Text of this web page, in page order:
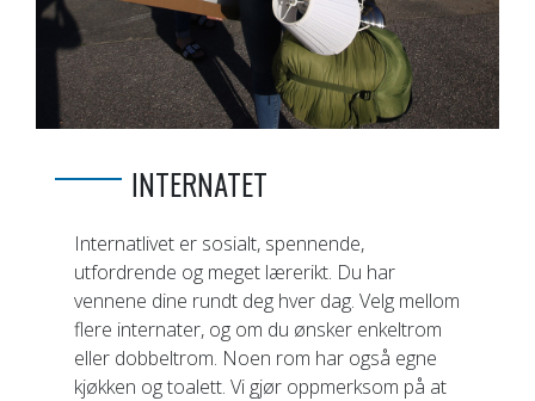
INTERNATET
Internatlivet er sosialt, spennende,
utfordrende og meget lærerikt. Du har
vennene dine rundt deg hver dag. Velg mellom
flere internater, og om du ønsker enkeltrom
eller dobbeltrom. Noen rom har også egne
kjøkken og toalett. Vi gjør oppmerksom på at